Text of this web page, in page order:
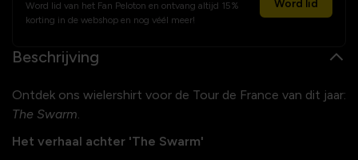
Word lid van het Fan Peloton en ontvang altijd 15%
korting in de webshop en nog véél meer!
Word lid
Beschrijving
Ontdek ons wielershirt voor de Tour de France van dit jaar:
The Swarm.
Het verhaal achter 'The Swarm'